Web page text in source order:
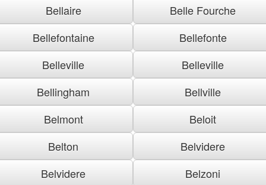
Bellaire
Belle Fourche
Bellefontaine
Bellefonte
Belleville
Belleville
Bellingham
Bellville
Belmont
Beloit
Belton
Belvidere
Belvidere
Belzoni